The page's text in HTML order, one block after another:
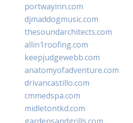
portwayinn.com
djmaddogmusic.com
thesoundarchitects.com
allin1roofing.com
keepjudgewebb.com
anatomyofadventure.com
drivancastillo.com
cmmedspa.com
midletontkd.com